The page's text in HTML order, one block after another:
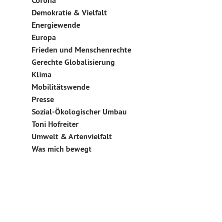
Demokratie & Vielfalt
Energiewende
Europa
Frieden und Menschenrechte
Gerechte Globalisierung
Klima
Mobilitätswende
Presse
Sozial-Ökologischer Umbau
Toni Hofreiter
Umwelt & Artenvielfalt
Was mich bewegt